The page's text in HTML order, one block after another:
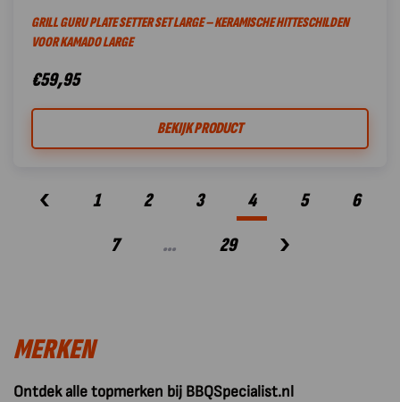
GRILL GURU PLATE SETTER SET LARGE – KERAMISCHE HITTESCHILDEN
VOOR KAMADO LARGE
€59,95
BEKIJK PRODUCT
1 2 3 4 5
6
7
… 29
MERKEN
Ontdek alle topmerken bij BBQSpecialist.nl